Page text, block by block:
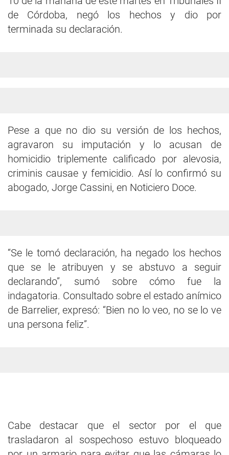
de Córdoba, negó los hechos y dio por
terminada su declaración.
Pese a que no dio su versión de los hechos,
agravaron su imputación y lo acusan de
homicidio triplemente calificado por alevosia,
criminis causae y femicidio. Así lo confirmó su
abogado, Jorge Cassini, en Noticiero Doce.
“Se le tomó declaración, ha negado los hechos
que se le atribuyen y se abstuvo a seguir
declarando”, sumó sobre cómo fue la
indagatoria. Consultado sobre el estado anímico
de Barrelier, expresó: “Bien no lo veo, no se lo ve
una persona feliz”.
Cabe destacar que el sector por el que
trasladaron al sospechoso estuvo bloqueado